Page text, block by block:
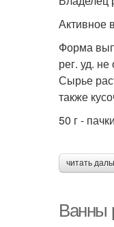
Активное
Форма
рег. уд. не
Сырье
также
50 г -
читать
Ванны